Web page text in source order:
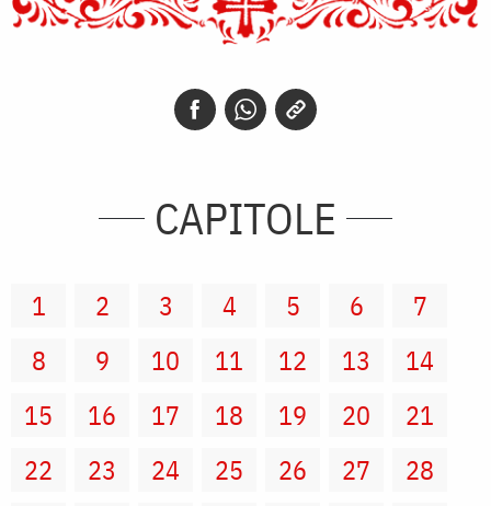
CAPITOLE
1 2 3 4 5 6
7
8
9 10 11 12 13
14
15
16 17 18 19 20
21
22
23 24 25 26 27
28